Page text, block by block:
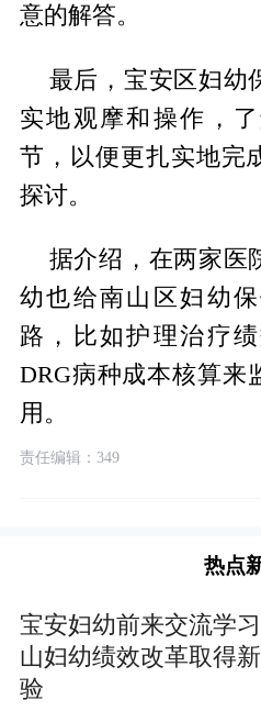
意的解答。
最后，宝安区妇幼
实地观摩和操作，
节，以便更扎实地完
探讨。
据介绍，在两家医
幼也给南山区妇幼
路，比如护理治疗
DRG病种成本核算来
用。
责任编辑：349
热点
宝安妇幼前来交流学
山妇幼绩效改革取得
验